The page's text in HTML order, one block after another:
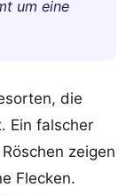
um eine
die
Ein falscher
zeigen
Flecken.